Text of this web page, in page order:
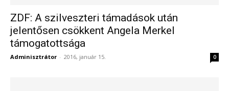
ZDF: A szilveszteri támadások után
jelentősen csökkent Angela Merkel
támogatottsága
Adminisztrátor - 2016, január 15. 0